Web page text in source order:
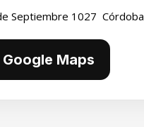
Septiembre 1027 Córdoba
Maps